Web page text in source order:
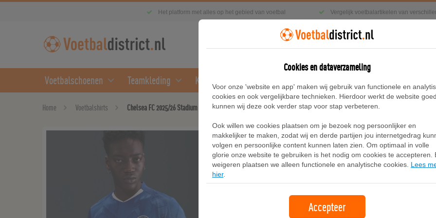
Het platform met alles op het gebied van voetbal Vergelijk voetbalartikelen van
Voetbalschoenen Teamkleding Kleding
Home Voetbalshirts Chelsea FC 2025/26 Stadium Thuis Nike Dri-FIT replicavoetbalshirt voor heren - Blauw
Chelsea FC 2025/26 Stadium
voor heren - Blauw
Cookies en dataverzameling
Voor onze 'website en app' maken wij gebruik van functionele en
cookies en ook vergelijkbare technieken. Hierdoor werkt de website
kunnen wij deze ook verder stap voor stap verbeteren.
Ook willen we cookies plaatsen om je bezoek nog persoonlijker en
makkelijker te maken, zodat wij en derde partijen jou internetgedrag
volgen en persoonlijke content kunnen laten zien. Om optimaal in volle
glorie onze website te gebruiken is het nodig om cookies te accepteren.
weigeren plaatsen we alleen functionele en analytische cookies. Lees
hier.
Accepteer